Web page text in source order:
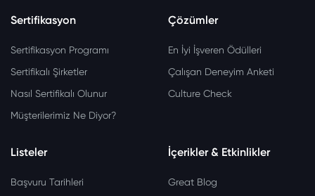
Sertifikasyon
Sertifikasyon Programı
Sertifikalı Şirketler
Nasıl Sertifikalı Olunur
Müşterilerimiz Ne Diyor?
Çözümler
En İyi İşveren Ödülleri
Çalışan Deneyim Anketi
Culture Check
Listeler
Başvuru Tarihleri
İçerikler & Etkinlikler
Great Blog